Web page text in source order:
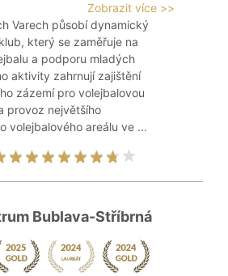
Zobrazit více >>
Varech působí dynamický
který se zaměřuje na
a podporu mladých
aktivity zahrnují zajištění
zázemí pro volejbalovou
provoz největšího
volejbalového areálu ve ...
Bublava-Stříbrná